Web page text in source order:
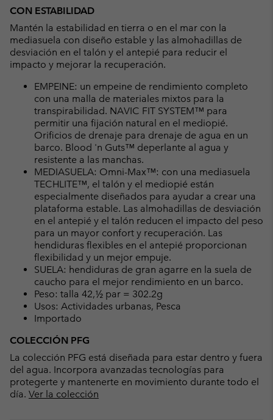
CON ESTABILIDAD
Mantén la estabilidad en tierra o en el mar con la
mediasuela con diseño estable y las almohadillas de
desviación en el talón y el antepié para reducir el
impacto y mejorar la recuperación.
EMPEINE: un empeine de rendimiento completo
con una malla de materiales mixtos para la
transpirabilidad. NAVIC FIT SYSTEM™ para
permitir una fijación natural en el mediopié.
Orificios de drenaje para drenaje de agua en un
barco. Blood 'n Guts™ deperlante al agua y
resistente a las manchas.
MEDIASUELA: Omni-Max™: con una mediasuela
TECHLITE™, el talón y el mediopié están
especialmente diseñados para ayudar a crear una
plataforma estable. Las almohadillas de desviación
en el antepié y el talón reducen el impacto del peso
para un mayor confort y recuperación. Las
hendiduras flexibles en el antepié proporcionan
flexibilidad y un mejor empuje.
SUELA: hendiduras de gran agarre en la suela de
caucho para el mejor rendimiento en un barco.
Peso: talla 42,½ par = 302.2g
Usos: Actividades urbanas, Pesca
Importado
COLECCIÓN PFG
La colección PFG está diseñada para estar dentro y fuera
del agua. Incorpora avanzadas tecnologías para
protegerte y mantenerte en movimiento durante todo el
día. Ver la colección